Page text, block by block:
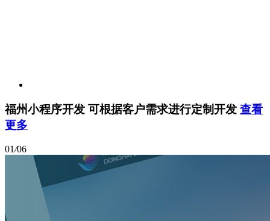
福州小程序开发 可根据客户需求进行定制开发 查看
更多
01/06